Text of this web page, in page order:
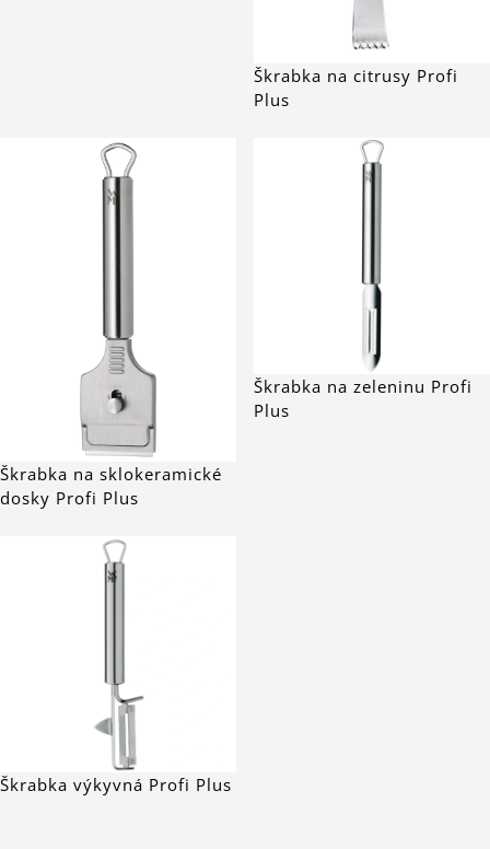
Škrabka na citrusy Profi
Plus
Škrabka na sklokeramické
dosky Profi Plus
Škrabka na zeleninu Profi
Plus
Škrabka výkyvná Profi Plus